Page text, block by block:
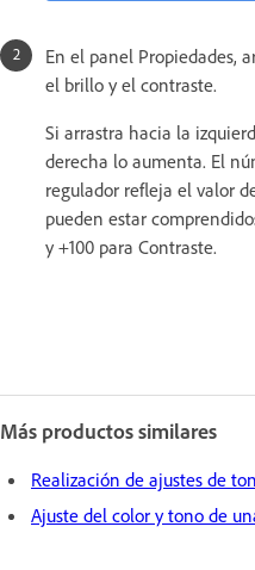
En el panel Propiedades,
el brillo y el contraste.
Si arrastra hacia la
derecha lo aumenta. El
regulador refleja el valor
pueden estar
y +100 para Contraste.
Más productos similares
Realización de ajustes de
Ajuste del color y tono de